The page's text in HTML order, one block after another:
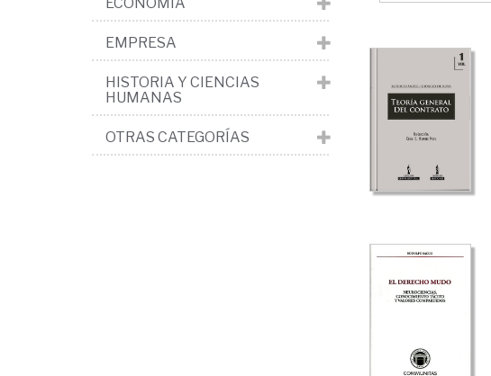
EMPRESA
HISTORIA Y CIENCIAS
HUMANAS
OTRAS CATEGORÍAS